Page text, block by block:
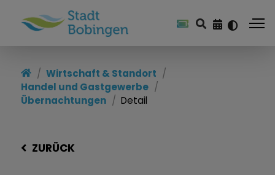
Wirtschaft & Standort
Handel und Gastgewerbe
Übernachtungen
Detail
ZURÜCK